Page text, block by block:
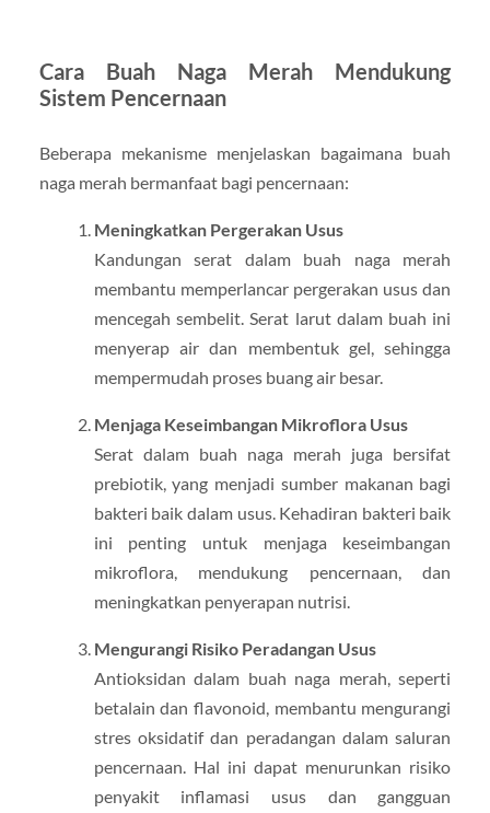
Cara Buah Naga Merah Mendukung
Sistem Pencernaan
Beberapa mekanisme menjelaskan bagaimana buah
naga merah bermanfaat bagi pencernaan:
Meningkatkan Pergerakan Usus
Kandungan serat dalam buah naga merah
membantu memperlancar pergerakan usus dan
mencegah sembelit. Serat larut dalam buah ini
menyerap air dan membentuk gel, sehingga
mempermudah proses buang air besar.
Menjaga Keseimbangan Mikroflora Usus
Serat dalam buah naga merah juga bersifat
prebiotik, yang menjadi sumber makanan bagi
bakteri baik dalam usus. Kehadiran bakteri baik
ini penting untuk menjaga keseimbangan
mikroflora, mendukung pencernaan, dan
meningkatkan penyerapan nutrisi.
Mengurangi Risiko Peradangan Usus
Antioksidan dalam buah naga merah, seperti
betalain dan flavonoid, membantu mengurangi
stres oksidatif dan peradangan dalam saluran
pencernaan. Hal ini dapat menurunkan risiko
penyakit inflamasi usus dan gangguan